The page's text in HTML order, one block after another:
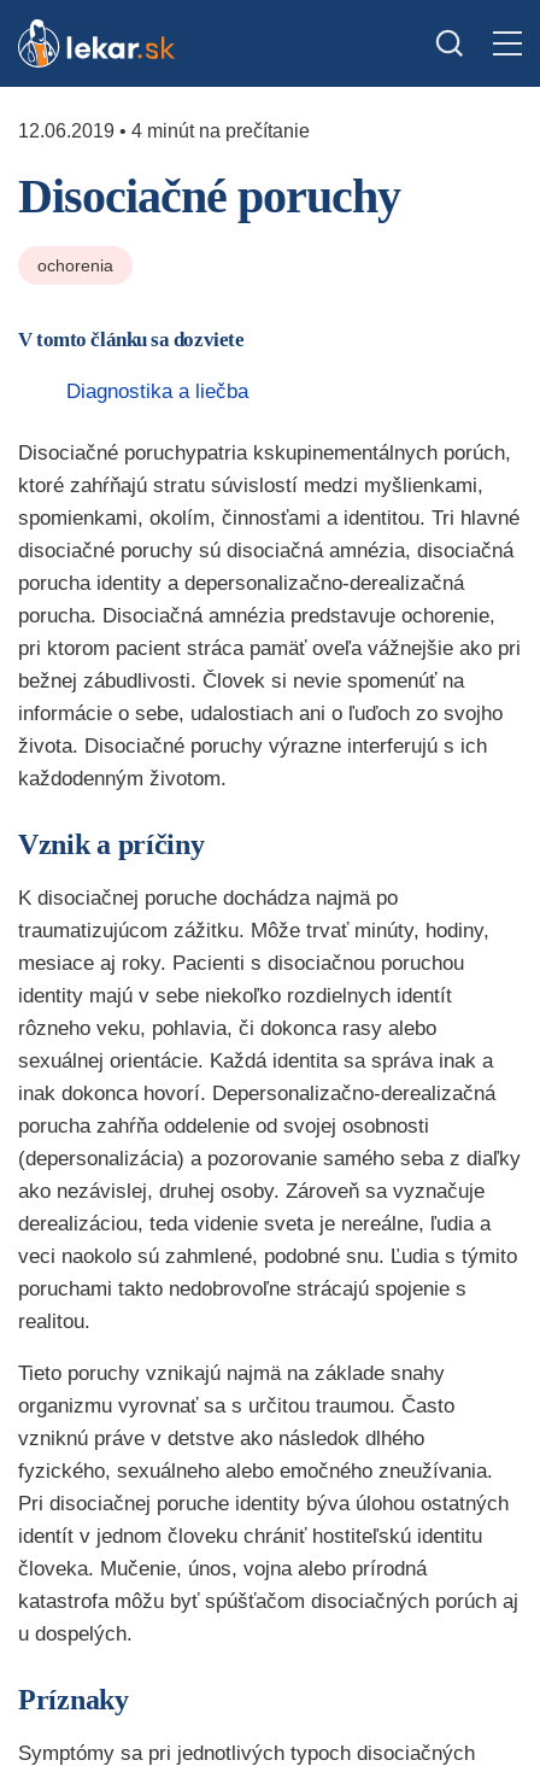
12.06.2019 • 4 minút na prečítanie
Disociačné poruchy
ochorenia
V tomto článku sa dozviete
Diagnostika a liečba
Disociačné poruchypatria kskupinementálnych porúch,
ktoré zahŕňajú stratu súvislostí medzi myšlienkami,
spomienkami, okolím, činnosťami a identitou. Tri hlavné
disociačné poruchy sú disociačná amnézia, disociačná
porucha identity a depersonalizačno-derealizačná
porucha. Disociačná amnézia predstavuje ochorenie,
pri ktorom pacient stráca pamäť oveľa vážnejšie ako pri
bežnej zábudlivosti. Človek si nevie spomenúť na
informácie o sebe, udalostiach ani o ľuďoch zo svojho
života. Disociačné poruchy výrazne interferujú s ich
každodenným životom.
Vznik a príčiny
K disociačnej poruche dochádza najmä po
traumatizujúcom zážitku. Môže trvať minúty, hodiny,
mesiace aj roky. Pacienti s disociačnou poruchou
identity majú v sebe niekoľko rozdielnych identít
rôzneho veku, pohlavia, či dokonca rasy alebo
sexuálnej orientácie. Každá identita sa správa inak a
inak dokonca hovorí. Depersonalizačno-derealizačná
porucha zahŕňa oddelenie od svojej osobnosti
(depersonalizácia) a pozorovanie samého seba z diaľky
ako nezávislej, druhej osoby. Zároveň sa vyznačuje
derealizáciou, teda videnie sveta je nereálne, ľudia a
veci naokolo sú zahmlené, podobné snu. Ľudia s týmito
poruchami takto nedobrovoľne strácajú spojenie s
realitou.
Tieto poruchy vznikajú najmä na základe snahy
organizmu vyrovnať sa s určitou traumou. Často
vzniknú práve v detstve ako následok dlhého
fyzického, sexuálneho alebo emočného zneužívania.
Pri disociačnej poruche identity býva úlohou ostatných
identít v jednom človeku chrániť hostiteľskú identitu
človeka. Mučenie, únos, vojna alebo prírodná
katastrofa môžu byť spúšťačom disociačných porúch aj
u dospelých.
Príznaky
Symptómy sa pri jednotlivých typoch disociačných